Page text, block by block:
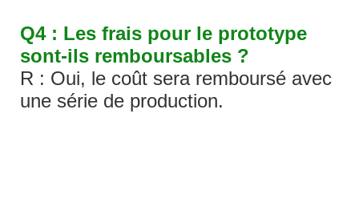
Q4 : Les frais pour le prototype
sont-ils remboursables ?
R : Oui, le coût sera remboursé avec
une série de production.